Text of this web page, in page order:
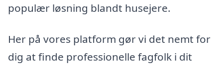
populær løsning blandt husejere.
Her på vores platform gør vi det nemt for
dig at finde professionelle fagfolk i dit